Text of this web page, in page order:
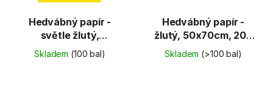
Hedvábný papír -
světle žlutý,
50x70cm, 20g (26
listů)
Skladem (100 bal)
Hedvábný papír -
žlutý, 50x70cm, 20g
(26 listů)
Skladem (>100 bal)